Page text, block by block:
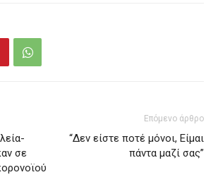
σε
Επόμενο άρθρο
“Δεν είστε ποτέ μόνοι, Είμαι
πάντα μαζί σας”